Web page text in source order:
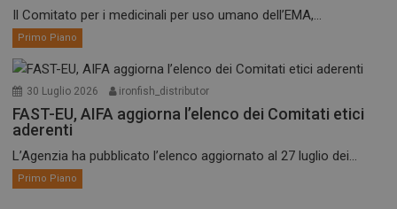
Il Comitato per i medicinali per uso umano dell’EMA,...
Primo Piano
30 Luglio 2026 ironfish_distributor
FAST-EU, AIFA aggiorna l’elenco dei Comitati etici
aderenti
L’Agenzia ha pubblicato l’elenco aggiornato al 27 luglio dei...
Primo Piano